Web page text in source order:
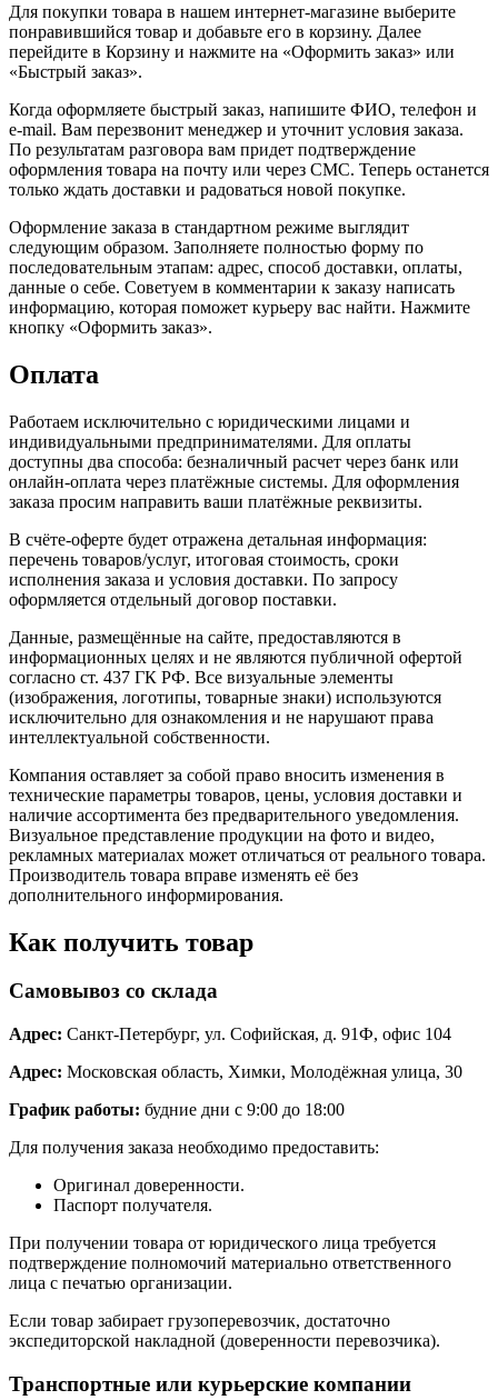
Для покупки товара в нашем интернет-магазине выберите
понравившийся товар и добавьте его в корзину. Далее
перейдите в Корзину и нажмите на «Оформить заказ» или
«Быстрый заказ».
Когда оформляете быстрый заказ, напишите ФИО, телефон и
e-mail. Вам перезвонит менеджер и уточнит условия заказа.
По результатам разговора вам придет подтверждение
оформления товара на почту или через СМС. Теперь останется
только ждать доставки и радоваться новой покупке.
Оформление заказа в стандартном режиме выглядит
следующим образом. Заполняете полностью форму по
последовательным этапам: адрес, способ доставки, оплаты,
данные о себе. Советуем в комментарии к заказу написать
информацию, которая поможет курьеру вас найти. Нажмите
кнопку «Оформить заказ».
Оплата
Работаем исключительно с юридическими лицами и
индивидуальными предпринимателями. Для оплаты
доступны два способа: безналичный расчет через банк или
онлайн-оплата через платёжные системы. Для оформления
заказа просим направить ваши платёжные реквизиты.
В счёте-оферте будет отражена детальная информация:
перечень товаров/услуг, итоговая стоимость, сроки
исполнения заказа и условия доставки. По запросу
оформляется отдельный договор поставки.
Данные, размещённые на сайте, предоставляются в
информационных целях и не являются публичной офертой
согласно ст. 437 ГК РФ. Все визуальные элементы
(изображения, логотипы, товарные знаки) используются
исключительно для ознакомления и не нарушают права
интеллектуальной собственности.
Компания оставляет за собой право вносить изменения в
технические параметры товаров, цены, условия доставки и
наличие ассортимента без предварительного уведомления.
Визуальное представление продукции на фото и видео,
рекламных материалах может отличаться от реального товара.
Производитель товара вправе изменять её без
дополнительного информирования.
Как получить товар
Самовывоз со склада
Адрес: Санкт-Петербург, ул. Софийская, д. 91Ф, офис 104
Адрес: Московская область, Химки, Молодёжная улица, 30
График работы: будние дни с 9:00 до 18:00
Для получения заказа необходимо предоставить:
Оригинал доверенности.
Паспорт получателя.
При получении товара от юридического лица требуется
подтверждение полномочий материально ответственного
лица с печатью организации.
Если товар забирает грузоперевозчик, достаточно
экспедиторской накладной (доверенности перевозчика).
Транспортные или курьерские компании